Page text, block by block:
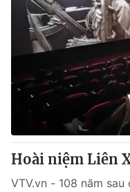
Hoài niệm Liên
VTV.vn - 108 năm